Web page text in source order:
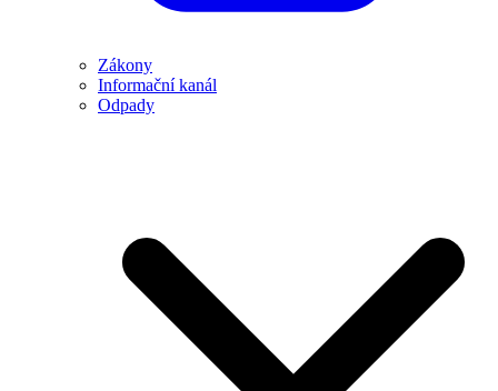
Zákony
Informační kanál
Odpady